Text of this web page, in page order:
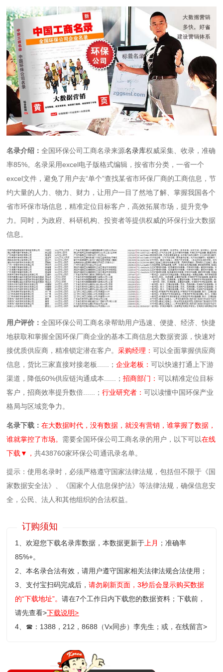
名录介绍：全国环保公司工商名录来源名录库权威采集、收录，准确
率85%。名录采用excel电子版格式编辑，按省市分类，一省一个
excel文件，避免了用户去“单个”查找某省市环保厂商的工商信息，节
约大量的人力、物力、财力，让用户一目了然地了解、掌握我国各个
省市环保市场信息，精准定位目标客户，高效拓展市场，提升竞争
力。同时，为政府、科研机构、投资者等提供权威的环保行业大数据
信息。
用户评价：全国环保公司工商名录帮助用户迅速、便捷、经济、快捷
地获取和掌握全国环保厂商企业的基本工商信息大数据资源，快速对
接优质供应商，精准锁定潜在客户。采购经理：可以全面掌握供应商
信息，货比三家直接对接老板......；企业老板：可以快速打通上下游
渠道，降低60%供应链沟通成本......；招商部门：可以精准定位目标
客户，招商效率提升数倍......；行业研究者：可以读懂中国环保产业
格局与区域竞争力。
名录下载：在大数据时代，没有数据，就没有营销，谁掌握了数据，
谁就掌控了市场。 需要全国环保公司工商名录的用户，以下可以在线
下载▼，共438760家环保公司通讯录名单。
提示：使用名录时，必须严格遵守国家法律法规，包括但不限于《国
家数据安全法》、《国家个人信息保护法》等‌法律法规，确保信息安
全，公民、法人和其他组织的合法权益。
订购须知
1、欢迎您下载名录库数据，本数据更新于 上月 ；准确率
85%+。
2、本名录合法有效，请用户遵守国家相关法律法规合法使用；
3、支付宝扫码完成后，请勿刷新页面，3秒后会显示购买数据
的“下载地址”。请在7个工作日内下载您的数据资料；下载前，
请先查看>下载说明>
4、 ☎ ：1388，212，8688（Vx同步）李先生；或，在线留言>